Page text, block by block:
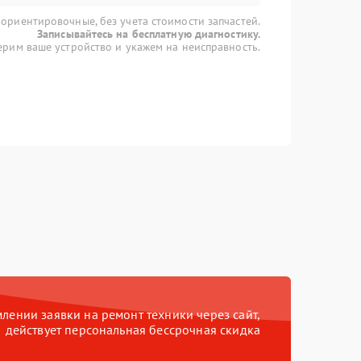
без учета стоимости запчастей.
Записывайтесь на бесплатную диагностику.
ваше устройство и укажем на неисправность.
заявки на ремонт техники через сайт,
действует персональная бессрочная скидка